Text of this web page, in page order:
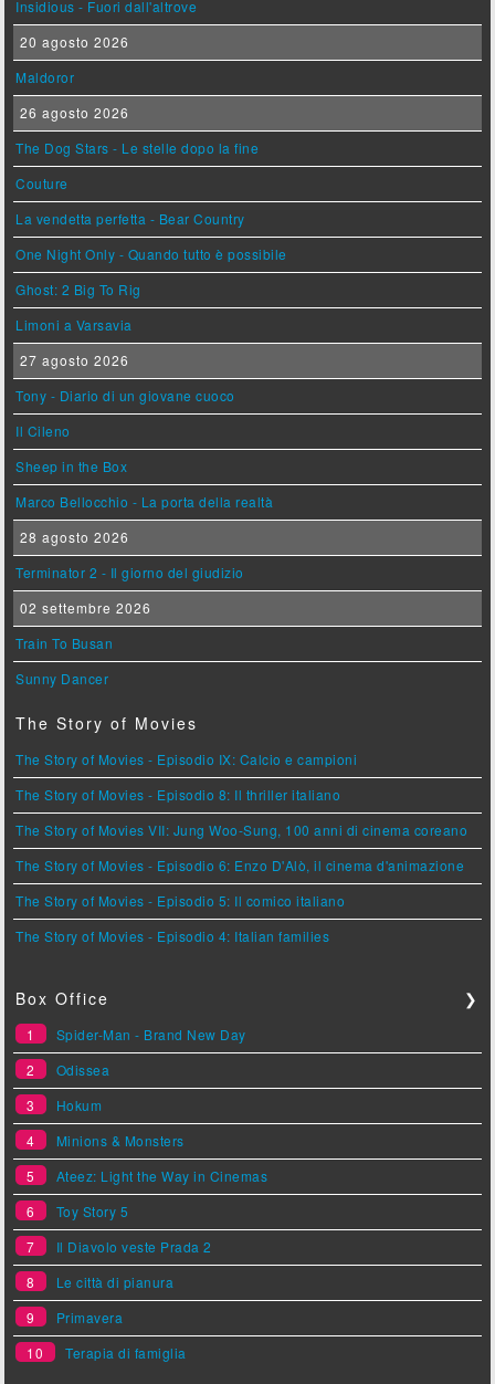
Insidious - Fuori dall'altrove
20 agosto 2026
Maldoror
26 agosto 2026
The Dog Stars - Le stelle dopo la fine
Couture
La vendetta perfetta - Bear Country
One Night Only - Quando tutto è possibile
Ghost: 2 Big To Rig
Limoni a Varsavia
27 agosto 2026
Tony - Diario di un giovane cuoco
Il Cileno
Sheep in the Box
Marco Bellocchio - La porta della realtà
28 agosto 2026
Terminator 2 - Il giorno del giudizio
02 settembre 2026
Train To Busan
Sunny Dancer
The Story of Movies
The Story of Movies - Episodio IX: Calcio e campioni
The Story of Movies - Episodio 8: Il thriller italiano
The Story of Movies VII: Jung Woo-Sung, 100 anni di cinema coreano
The Story of Movies - Episodio 6: Enzo D'Alò, il cinema d'animazione
The Story of Movies - Episodio 5: Il comico italiano
The Story of Movies - Episodio 4: Italian families
Box Office ❯
1
Spider-Man - Brand New Day
2
Odissea
3
Hokum
4
Minions & Monsters
5
Ateez: Light the Way in Cinemas
6
Toy Story 5
7
Il Diavolo veste Prada 2
8
Le città di pianura
9
Primavera
10
Terapia di famiglia